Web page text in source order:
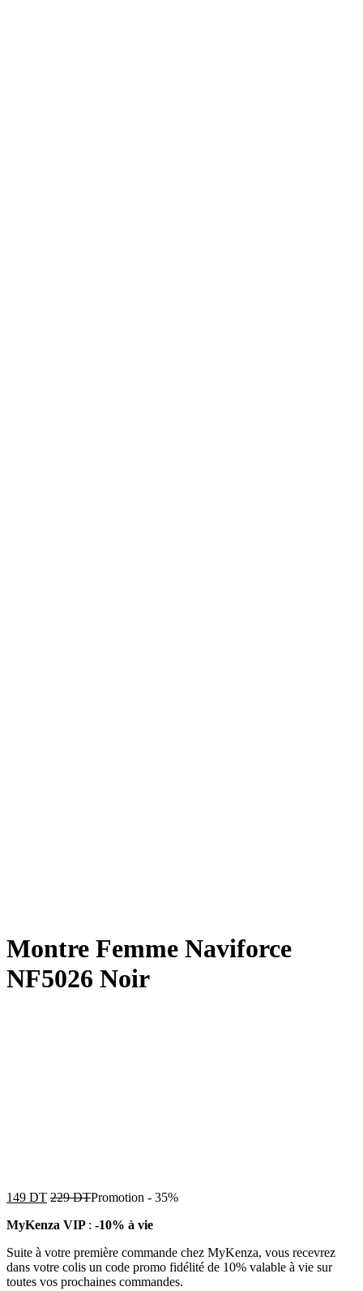
Montre Femme Naviforce
NF5026 Noir
149 DT 229DTPromotion - 35%
MyKenza VIP : -10% à vie
Suite à votre première commande chez MyKenza, vous recevrez
dans votre colis un code promo fidélité de 10% valable à vie sur
toutes vos prochaines commandes.